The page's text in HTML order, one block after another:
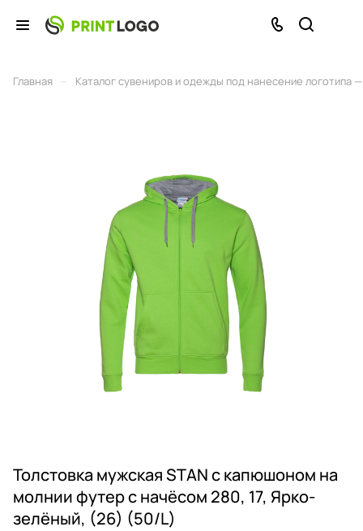
Главная Каталог сувениров и одежды под нанесение логотипа
Толстовка мужская STAN с капюшоном на
молнии футер с начёсом 280, 17, Ярко-
зелёный, (26) (50/L)